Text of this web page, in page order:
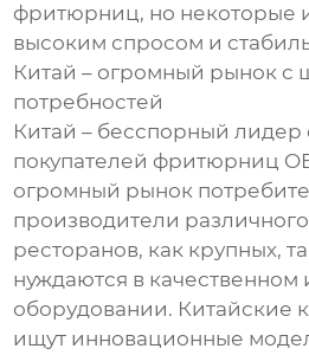
фритюрниц, но некоторые
высоким спросом и
Китай – огромный рынок с
потребностей
Китай – бесспорный лидер
покупателей фритюрниц
огромный рынок
производители
ресторанов, как крупных,
нуждаются в
оборудовании. Китайские
ищут инновационные